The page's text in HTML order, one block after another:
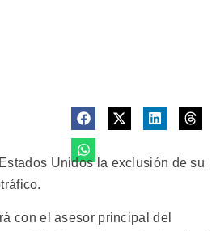
Unidos la exclusión de su
con el asesor principal del